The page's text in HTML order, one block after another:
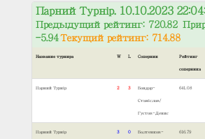
Парний Турнір. 10.10.2023
Предыдущий рейтинг: 720.82
-5.94Текущий рейтинг: 714.88
Название турнира W L Соперник Рейтинг
соперника
Парний Турнір 2 3 Бондар-
Станіслав/
Густов-Денис
641.08
Парний Турнір 3 0 Болтенков- 616.79